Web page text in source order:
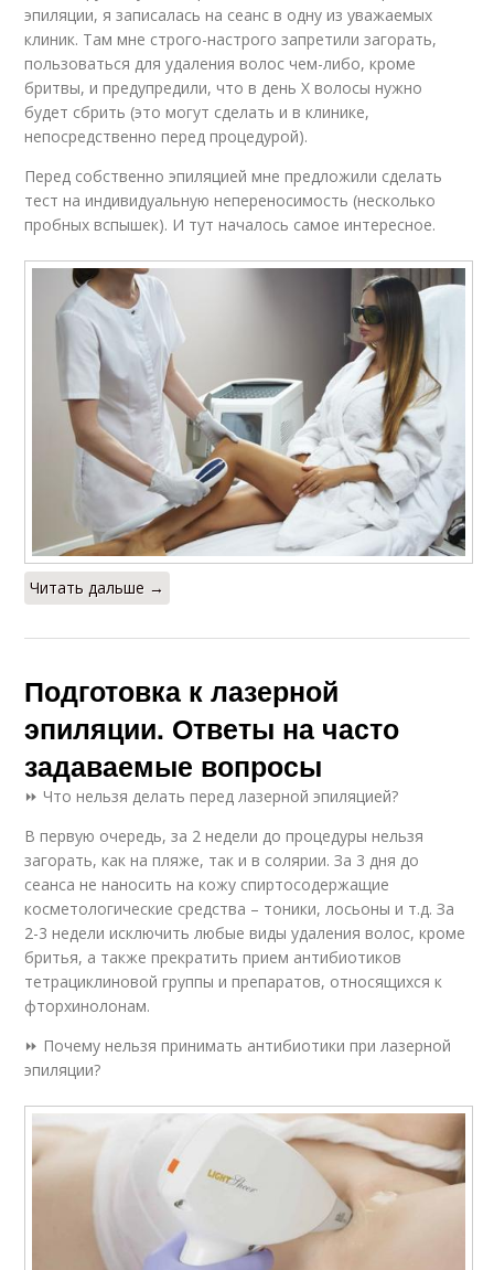
эпиляции, я записалась на сеанс в одну из уважаемых
клиник. Там мне строго-настрого запретили загорать,
пользоваться для удаления волос чем-либо, кроме
бритвы, и предупредили, что в день Х волосы нужно
будет сбрить (это могут сделать и в клинике,
непосредственно перед процедурой).
Перед собственно эпиляцией мне предложили сделать
тест на индивидуальную непереносимость (несколько
пробных вспышек). И тут началось самое интересное.
Читать дальше →
Подготовка к лазерной
эпиляции. Ответы на часто
задаваемые вопросы
⏩ Что нельзя делать перед лазерной эпиляцией?
В первую очередь, за 2 недели до процедуры нельзя
загорать, как на пляже, так и в солярии. За 3 дня до
сеанса не наносить на кожу спиртосодержащие
косметологические средства – тоники, лосьоны и т.д. За
2-3 недели исключить любые виды удаления волос, кроме
бритья, а также прекратить прием антибиотиков
тетрациклиновой группы и препаратов, относящихся к
фторхинолонам.
⏩ Почему нельзя принимать антибиотики при лазерной
эпиляции?